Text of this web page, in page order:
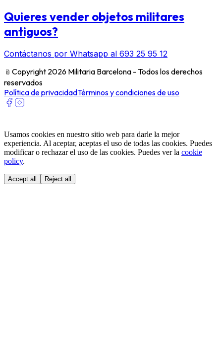
Quieres vender objetos militares
antiguos?
Contáctanos por Whatsapp al 693 25 95 12
﹫ Copyright 2026 Militaria Barcelona - Todos los derechos
reservados
Política de privacidadTérminos y condiciones de uso
Usamos cookies en nuestro sitio web para darle la mejor
experiencia. Al aceptar, aceptas el uso de todas las cookies. Puedes
modificar o rechazar el uso de las cookies. Puedes ver la cookie
policy.
Accept all Reject all